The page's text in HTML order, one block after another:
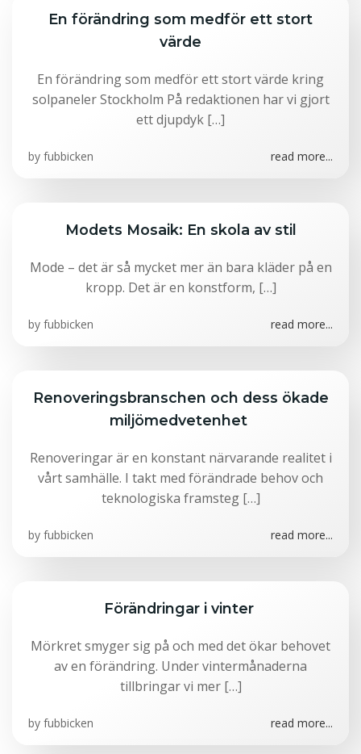
En förändring som medför ett stort
värde
En förändring som medför ett stort värde kring
solpaneler Stockholm På redaktionen har vi gjort
ett djupdyk […]
by fubbicken read more...
Modets Mosaik: En skola av stil
Mode – det är så mycket mer än bara kläder på en
kropp. Det är en konstform, […]
by fubbicken read more...
Renoveringsbranschen och dess ökade
miljömedvetenhet
Renoveringar är en konstant närvarande realitet i
vårt samhälle. I takt med förändrade behov och
teknologiska framsteg […]
by fubbicken read more...
Förändringar i vinter
Mörkret smyger sig på och med det ökar behovet
av en förändring. Under vintermånaderna
tillbringar vi mer […]
by fubbicken read more...